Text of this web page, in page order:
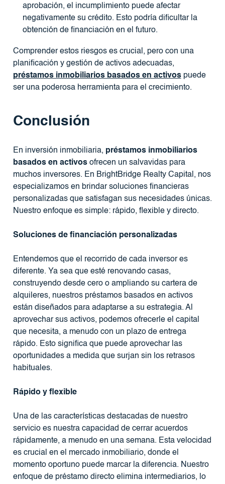
aprobación, el incumplimiento puede afectar
negativamente su crédito. Esto podría dificultar la
obtención de financiación en el futuro.
Comprender estos riesgos es crucial, pero con una
planificación y gestión de activos adecuadas,
préstamos inmobiliarios basados ​​en activospuede
ser una poderosa herramienta para el crecimiento.
Conclusión
En inversión inmobiliaria, préstamos inmobiliarios
basados ​​en activosofrecen un salvavidas para
muchos inversores. En BrightBridge Realty Capital, nos
especializamos en brindar soluciones financieras
personalizadas que satisfagan sus necesidades únicas.
Nuestro enfoque es simple: rápido, flexible y directo.
Soluciones de financiación personalizadas
Entendemos que el recorrido de cada inversor es
diferente. Ya sea que esté renovando casas,
construyendo desde cero o ampliando su cartera de
alquileres, nuestros préstamos basados ​​en activos
están diseñados para adaptarse a su estrategia. Al
aprovechar sus activos, podemos ofrecerle el capital
que necesita, a menudo con un plazo de entrega
rápido. Esto significa que puede aprovechar las
oportunidades a medida que surjan sin los retrasos
habituales.
Rápido y flexible
Una de las características destacadas de nuestro
servicio es nuestra capacidad de cerrar acuerdos
rápidamente, a menudo en una semana. Esta velocidad
es crucial en el mercado inmobiliario, donde el
momento oportuno puede marcar la diferencia. Nuestro
enfoque de préstamo directo elimina intermediarios, lo